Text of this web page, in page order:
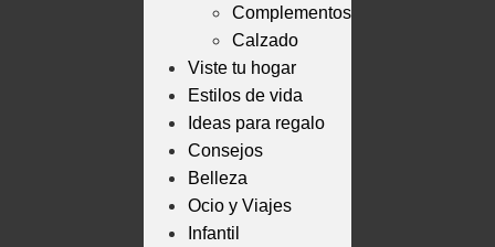
Complementos
Calzado
Viste tu hogar
Estilos de vida
Ideas para regalo
Consejos
Belleza
Ocio y Viajes
Infantil